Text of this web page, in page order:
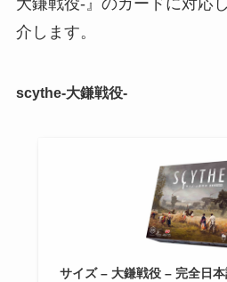
介します。
scythe-大鎌戦役-
サイズ – 大鎌戦役 – 完全日本